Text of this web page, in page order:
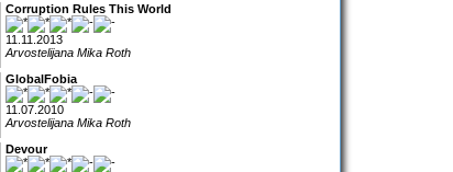
Corruption Rules This World
11.11.2013
Arvostelijana Mika Roth
GlobalFobia
11.07.2010
Arvostelijana Mika Roth
Devour